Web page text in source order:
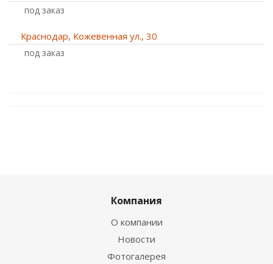
Под заказ
Краснодар, Кожевенная ул., 30
Под заказ
Компания
О компании
Новости
Фотогалерея